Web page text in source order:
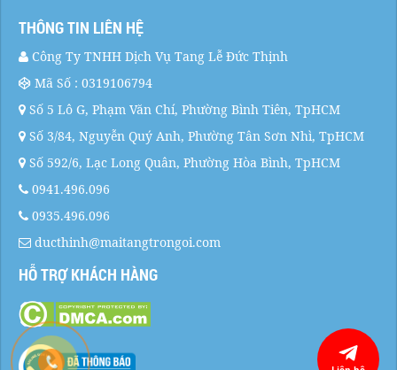
THÔNG TIN LIÊN HỆ
Công Ty TNHH Dịch Vụ Tang Lễ Đức Thịnh
Mã Số : 0319106794
Số 5 Lô G, Phạm Văn Chí, Phường Bình Tiên, TpHCM
Số 3/84, Nguyễn Quý Anh, Phường Tân Sơn Nhì, TpHCM
Số 592/6, Lạc Long Quân, Phường Hòa Bình, TpHCM
0941.496.096
0935.496.096
ducthinh@maitangtrongoi.com
HỖ TRỢ KHÁCH HÀNG